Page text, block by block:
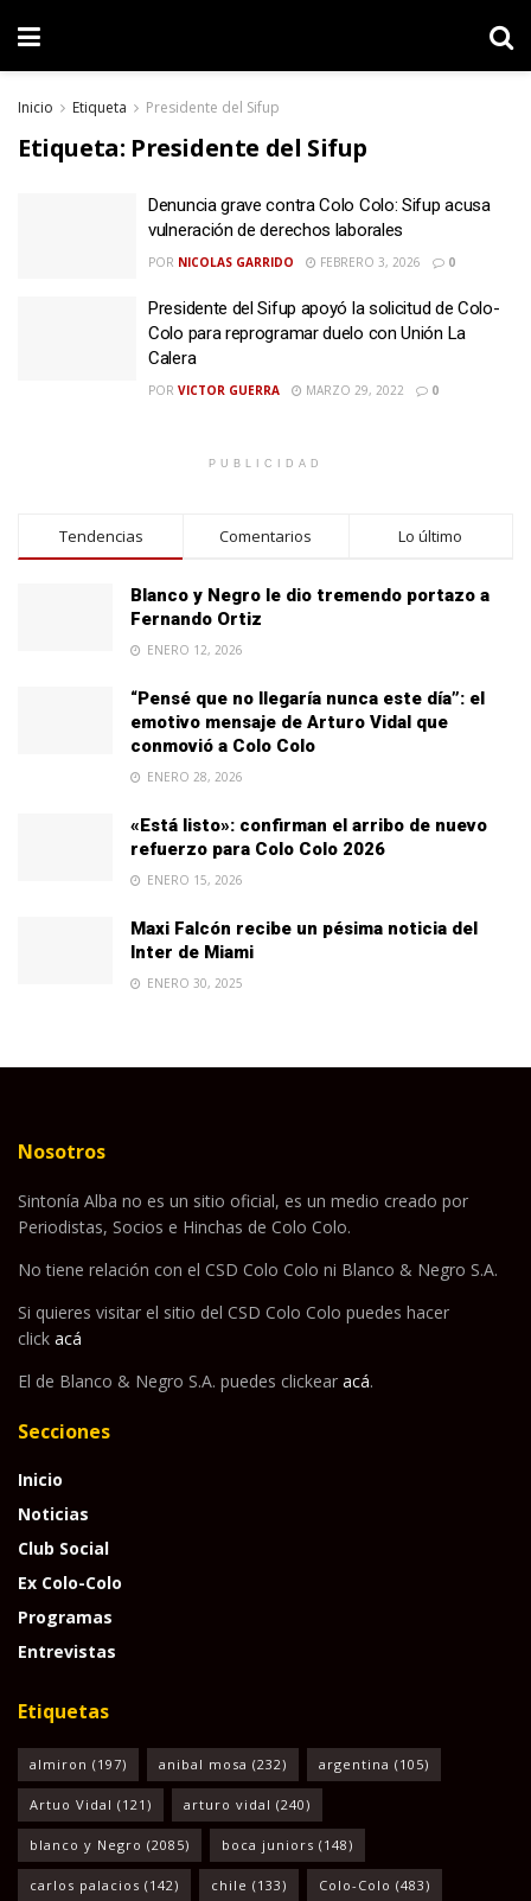
Inicio Etiqueta Presidente del Sifup
Etiqueta: Presidente del Sifup
Denuncia grave contra Colo Colo: Sifup acusa
vulneración de derechos laborales
POR NICOLAS GARRIDO FEBRERO 3, 2026 0
Presidente del Sifup apoyó la solicitud de Colo-
Colo para reprogramar duelo con Unión La
Calera
POR VICTOR GUERRA MARZO 29, 2022 0
PUBLICIDAD
Tendencias Comentarios Lo último
Blanco y Negro le dio tremendo portazo a
Fernando Ortiz
ENERO 12, 2026
“Pensé que no llegaría nunca este día”: el
emotivo mensaje de Arturo Vidal que
conmovió a Colo Colo
ENERO 28, 2026
«Está listo»: confirman el arribo de nuevo
refuerzo para Colo Colo 2026
ENERO 15, 2026
Maxi Falcón recibe un pésima noticia del
Inter de Miami
ENERO 30, 2025
Nosotros
Sintonía Alba no es un sitio oficial, es un medio creado por
Periodistas, Socios e Hinchas de Colo Colo.
No tiene relación con el CSD Colo Colo ni Blanco & Negro S.A.
Si quieres visitar el sitio del CSD Colo Colo puedes hacer
click acá
El de Blanco & Negro S.A. puedes clickear acá.
Secciones
Inicio
Noticias
Club Social
Ex Colo-Colo
Programas
Entrevistas
Etiquetas
almiron (197) anibal mosa (232) argentina (105)
Artuo Vidal (121) arturo vidal (240)
blanco y Negro (2085) boca juniors (148)
carlos palacios (142) chile (133) Colo-Colo (483)